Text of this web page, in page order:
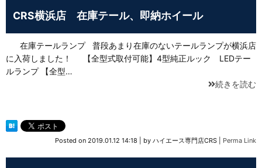
CRS横浜店 在庫テール、即納ホイール
在庫テールランプ 普段あまり在庫のないテールランプが横浜店
に入荷しました！ 【全型式取付可能】4型純正ルック LEDテー
ルランプ 【全型…
続きを読む
Posted on 2019.01.12 14:18 by ハイエース専門店CRS Perma Link